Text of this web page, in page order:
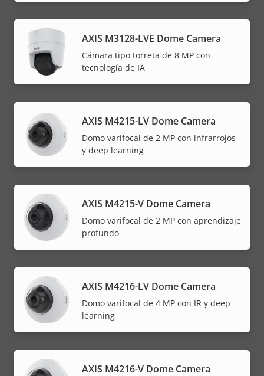
AXIS M3128-LVE Dome Camera
Cámara tipo torreta de 8 MP con
tecnología de IA
AXIS M4215-LV Dome Camera
Domo varifocal de 2 MP con infrarrojos
y deep learning
AXIS M4215-V Dome Camera
Domo varifocal de 2 MP con aprendizaje
profundo
AXIS M4216-LV Dome Camera
Domo varifocal de 4 MP con IR y deep
learning
AXIS M4216-V Dome Camera